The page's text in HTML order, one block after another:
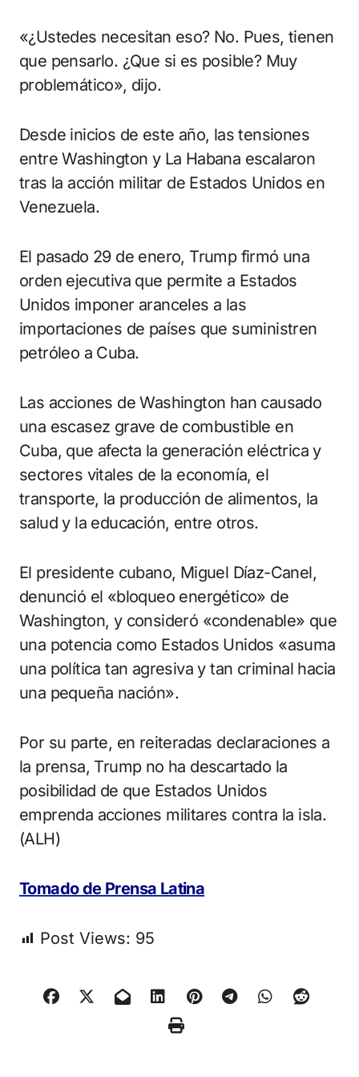
«¿Ustedes necesitan eso? No. Pues, tienen
que pensarlo. ¿Que si es posible? Muy
problemático», dijo.
Desde inicios de este año, las tensiones
entre Washington y La Habana escalaron
tras la acción militar de Estados Unidos en
Venezuela.
El pasado 29 de enero, Trump firmó una
orden ejecutiva que permite a Estados
Unidos imponer aranceles a las
importaciones de países que suministren
petróleo a Cuba.
Las acciones de Washington han causado
una escasez grave de combustible en
Cuba, que afecta la generación eléctrica y
sectores vitales de la economía, el
transporte, la producción de alimentos, la
salud y la educación, entre otros.
El presidente cubano, Miguel Díaz-Canel,
denunció el «bloqueo energético» de
Washington, y consideró «condenable» que
una potencia como Estados Unidos «asuma
una política tan agresiva y tan criminal hacia
una pequeña nación».
Por su parte, en reiteradas declaraciones a
la prensa, Trump no ha descartado la
posibilidad de que Estados Unidos
emprenda acciones militares contra la isla.
(ALH)
Tomado de Prensa Latina
Post Views: 95